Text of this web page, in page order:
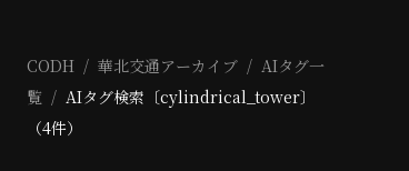
CODH 華北交通アーカイブ
AIタグ一
覧
AIタグ検索〔cylindrical_tower〕
（4件）